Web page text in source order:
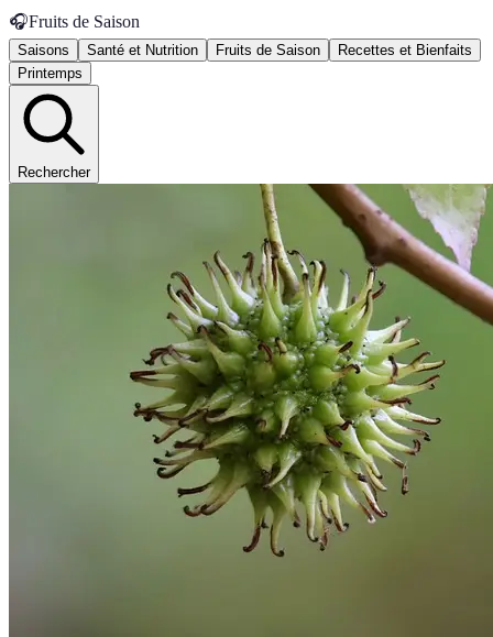
🎧Fruits de Saison
Saisons Santé et Nutrition Fruits de Saison
Recettes et Bienfaits
Printemps
Rechercher